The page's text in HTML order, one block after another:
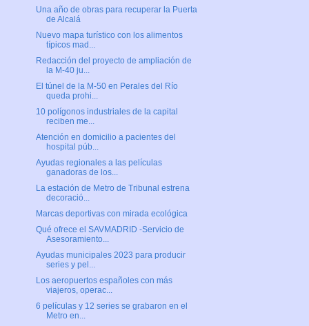
Una año de obras para recuperar la Puerta
de Alcalá
Nuevo mapa turístico con los alimentos
típicos mad...
Redacción del proyecto de ampliación de
la M-40 ju...
El túnel de la M-50 en Perales del Río
queda prohi...
10 polígonos industriales de la capital
reciben me...
Atención en domicilio a pacientes del
hospital púb...
Ayudas regionales a las películas
ganadoras de los...
La estación de Metro de Tribunal estrena
decoració...
Marcas deportivas con mirada ecológica
Qué ofrece el SAVMADRID -Servicio de
Asesoramiento...
Ayudas municipales 2023 para producir
series y pel...
Los aeropuertos españoles con más
viajeros, operac...
6 películas y 12 series se grabaron en el
Metro en...